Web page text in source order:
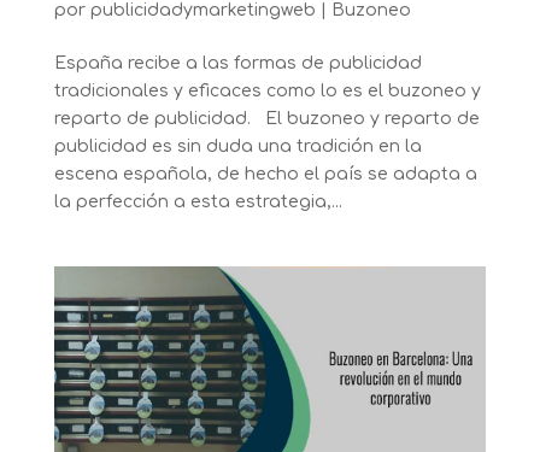
por publicidadymarketingweb Buzoneo
España recibe a las formas de publicidad
tradicionales y eficaces como lo es el buzoneo y
reparto de publicidad. El buzoneo y reparto de
publicidad es sin duda una tradición en la
escena española, de hecho el país se adapta a
la perfección a esta estrategia,...